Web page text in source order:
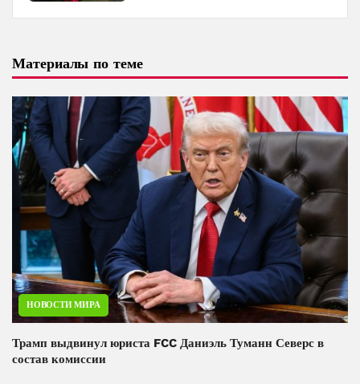
Материалы по теме
НОВОСТИ МИРА
Трамп выдвинул юриста FCC Даниэль Туманн Северс в
состав комиссии